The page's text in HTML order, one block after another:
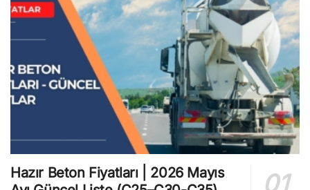
Hazır Beton Fiyatları | 2026 Mayıs